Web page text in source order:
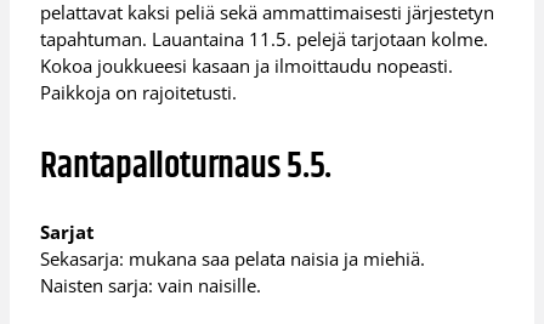
pelattavat kaksi peliä sekä ammattimaisesti järjestetyn
tapahtuman. Lauantaina 11.5. pelejä tarjotaan kolme.
Kokoa joukkueesi kasaan ja ilmoittaudu nopeasti.
Paikkoja on rajoitetusti.
Rantapalloturnaus 5.5.
Sarjat
Sekasarja: mukana saa pelata naisia ja miehiä.
Naisten sarja: vain naisille.